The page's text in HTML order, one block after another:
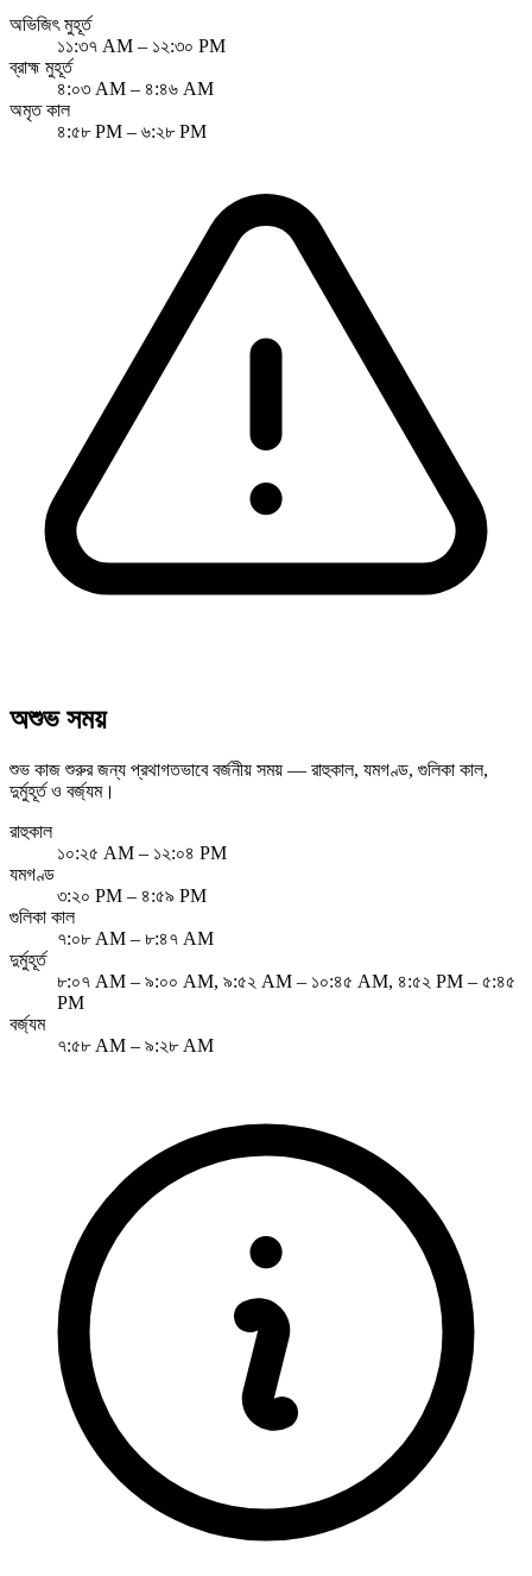
অভিজিৎ মুহূর্ত
১১:৩৭ AM – ১২:৩০ PM
ব্রাহ্ম মুহূর্ত
৪:০৩ AM – ৪:৪৬ AM
অমৃত কাল
৪:৫৮ PM – ৬:২৮ PM
অশুভ সময়
শুভ কাজ শুরুর জন্য প্রথাগতভাবে বর্জনীয় সময় — রাহুকাল, যমগণ্ড, গুলিকা কাল,
দুর্মুহূর্ত ও বর্জ্যম।
রাহুকাল
১০:২৫ AM – ১২:০৪ PM
যমগণ্ড
৩:২০ PM – ৪:৫৯ PM
গুলিকা কাল
৭:০৮ AM – ৮:৪৭ AM
দুর্মুহূর্ত
৮:০৭ AM – ৯:০০ AM, ৯:৫২ AM – ১০:৪৫ AM, ৪:৫২ PM – ৫:৪৫
PM
বর্জ্যম
৭:৫৮ AM – ৯:২৮ AM